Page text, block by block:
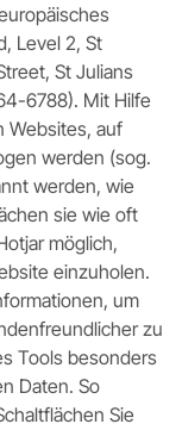
Level 2, St
St Julians
6788). Mit Hilfe
Websites, auf
werden (sog.
werden, wie
sie wie oft
möglich,
einzuholen.
um
zu
Tools besonders
Daten. So
Sie